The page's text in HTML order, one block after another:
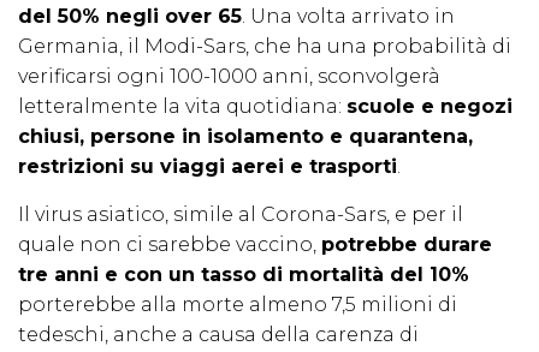
del 50% negli over 65. Una volta arrivato in
Germania, il Modi-Sars, che ha una probabilità di
verificarsi ogni 100-1000 anni, sconvolgerà
letteralmente la vita quotidiana: scuole e negozi
chiusi, persone in isolamento e quarantena,
restrizioni su viaggi aerei e trasporti.
Il virus asiatico, simile al Corona-Sars, e per il
quale non ci sarebbe vaccino, potrebbe durare
tre anni e con un tasso di mortalità del 10%
porterebbe alla morte almeno 7,5 milioni di
tedeschi, anche a causa della carenza di